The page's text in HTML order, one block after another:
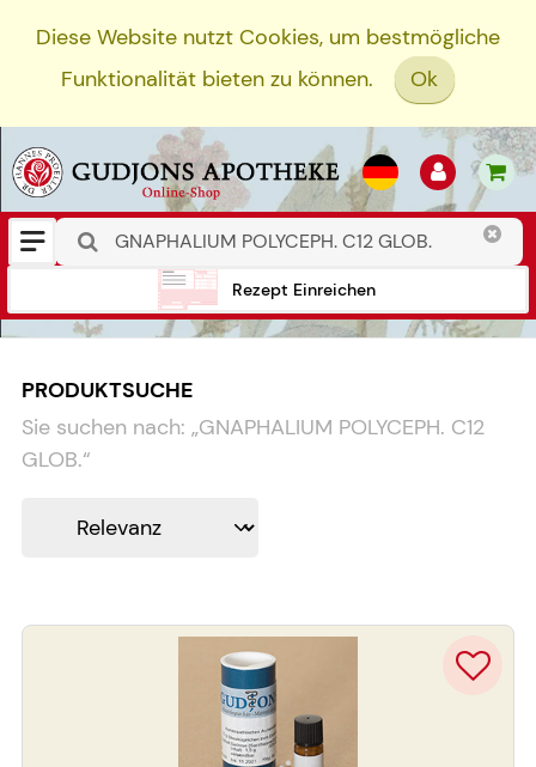
Diese Website nutzt Cookies, um bestmögliche
Funktionalität bieten zu können.
Ok
Rezept Einreichen
PRODUKTSUCHE
Sie suchen nach: „GNAPHALIUM POLYCEPH. C12
GLOB.“